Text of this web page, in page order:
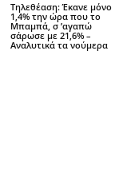
Τηλεθέαση: Έκανε μόνο
1,4% την ώρα που το
Μπαμπά, σ ’αγαπώ
σάρωσε με 21,6% –
Αναλυτικά τα νούμερα